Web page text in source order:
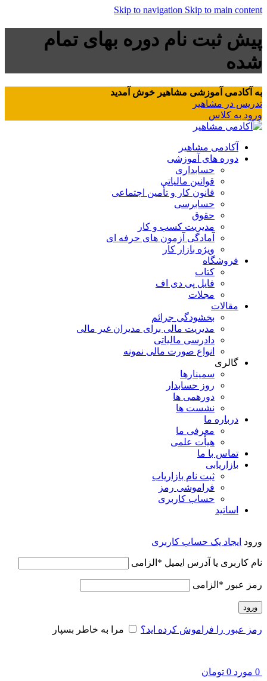
Skip to navigation Skip to main content
پیش ثبت نام دوره بهای تمام
شده
به آکادمی آموزشی مشاهیر خوش آمدید
تدریس در مشاهیر
ورود به کلاس
آکادمی مشاهیر
دوره های آموزشی
حسابداری
قوانین مالیاتی
قانون کار و تأمین اجتماعی
حسابرسی
حقوق
مدیریت کسب و کار
آمادگی آزمون های حرفه ای
ویژه بازار کار
فروشگاه
کتاب
فایل پی دی اف
مجلات
مقالات
بخشودگی جرائم
مدیریت مالی برای مدیران غیر مالی
دادرسی مالیاتی
انواع صورت مالی نمونه
گالری
سمینارها
روز حسابدار
دورهمی ها
نشست ها
درباره ما
معرفی ما
هیأت علمی
تماس با ما
بازاریابی
ثبت نام بازاریاب
فراموشی رمز
حساب کاربری
اساتید
ورود ایجاد یک حساب کاربری
نام کاربری یا آدرس ایمیل * الزامی
رمز عبور * الزامی
ورود
رمز عبور را فراموش کرده اید؟ مرا به خاطر بسپار
0 مورد 0 تومان